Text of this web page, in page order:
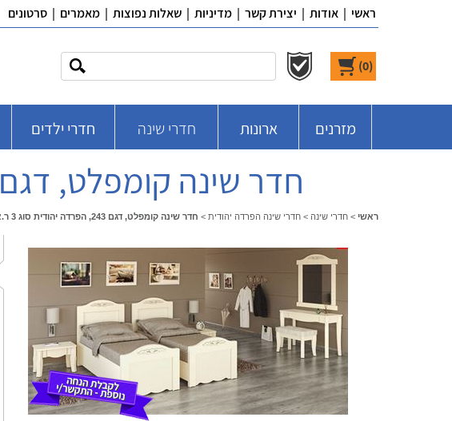
ראשי | אודות | יצירת קשר | מדיניות | שאלות נפוצות | מאמרים | סרטונים
(
0
)
מזרנים ארונות חדרי שינה חדרי ילדים
חדר שינה קומפלט, דגם 243, הפרדה יהודית סוג 3 ר.א. ריהוט
ראשי > חדרי שינה > חדרי שינה הפרדה יהודית > חדר שינה קומפלט, דגם 243, הפרדה יהודית סוג 3 ר.א. ריהוט